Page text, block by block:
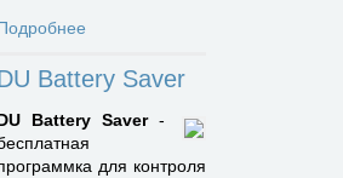
Battery Saver
Battery Saver-
для контроля